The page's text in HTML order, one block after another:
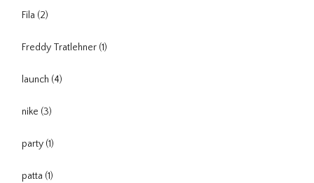
Fila (2)
Freddy Tratlehner (1)
launch (4)
nike (3)
party (1)
patta (1)